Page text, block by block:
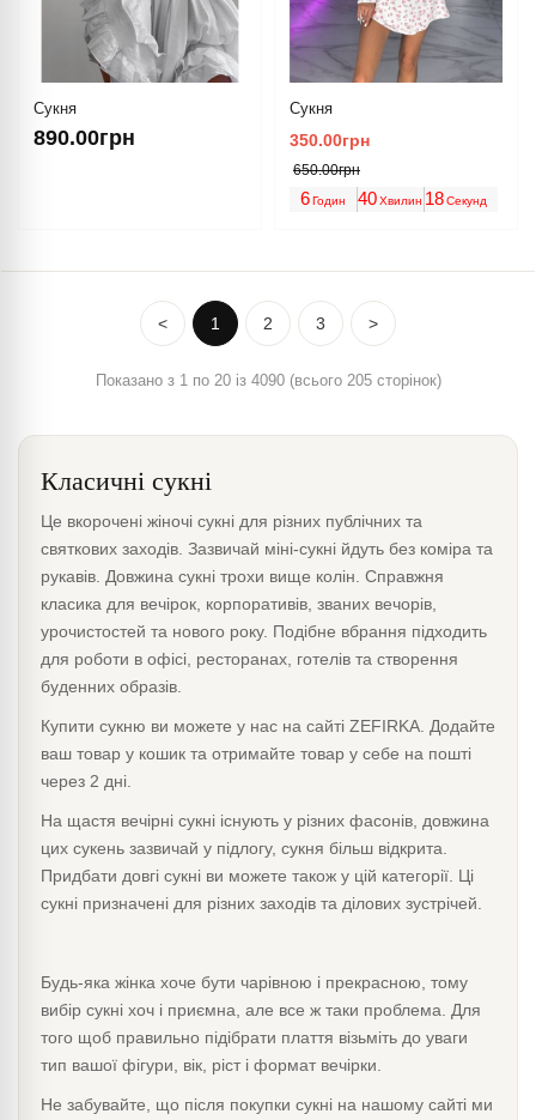
Сукня
890.00грн
Сукня
350.00грн
650.00грн
6 Годин 40 Хвилин 18Секунд
< 1 2 3 >
Показано з 1 по 20 із 4090 (всього 205 сторінок)
Класичні сукні
Це вкорочені жіночі сукні для різних публічних та
святкових заходів. Зазвичай міні-сукні йдуть без коміра та
рукавів. Довжина сукні трохи вище колін. Справжня
класика для вечірок, корпоративів, званих вечорів,
урочистостей та нового року. Подібне вбрання підходить
для роботи в офісі, ресторанах, готелів та створення
буденних образів.
Купити сукню ви можете у нас на сайті ZEFIRKA. Додайте
ваш товар у кошик та отримайте товар у себе на пошті
через 2 дні.
На щастя вечірні сукні існують у різних фасонів, довжина
цих сукень зазвичай у підлогу, сукня більш відкрита.
Придбати довгі сукні ви можете також у цій категорії. Ці
сукні призначені для різних заходів та ділових зустрічей.
Будь-яка жінка хоче бути чарівною і прекрасною, тому
вибір сукні хоч і приємна, але все ж таки проблема. Для
того щоб правильно підібрати плаття візьміть до уваги
тип вашої фігури, вік, ріст і формат вечірки.
Не забувайте, що після покупки сукні на нашому сайті ми